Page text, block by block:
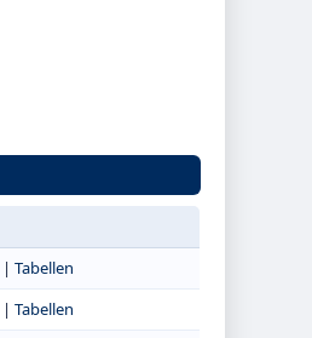
| Tabellen
| Tabellen